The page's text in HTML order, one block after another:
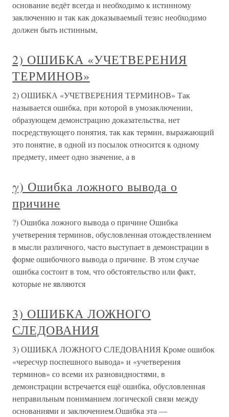
основание ведёт всегда и необходимо к истинному
заключению и так как доказываемый тезис необходимо
должен быть истинным,
2) ОШИБКА «УЧЕТВЕРЕНИЯ
ТЕРМИНОВ»
2) ОШИБКА «УЧЕТВЕРЕНИЯ ТЕРМИНОВ» Так
называется ошибка, при которой в умозаключении,
образующем демонстрацию доказательства, нет
посредствующего понятия, так как термин, выражающий
это понятие, в одной из посылок относится к одному
предмету, имеет одно значение, а в
γ) Ошибка ложного вывода о
причине
?) Ошибка ложного вывода о причине Ошибка
учетверения терминов, обусловленная отождествлением
в мысли различного, часто выступает в демонстрации в
форме ошибочного вывода о причине. В этом случае
ошибка состоит в том, что обстоятельство или факт,
которые не являются
3) ОШИБКА ЛОЖНОГО
СЛЕДОВАНИЯ
3) ОШИБКА ЛОЖНОГО СЛЕДОВАНИЯ Кроме ошибок
«чересчур поспешного вывода» и «учетверения
терминов» со всеми их разновидностями, в
демонстрации встречается ещё ошибка, обусловленная
неправильным пониманием логической связи между
основаниями и заключением.Ошибка эта —